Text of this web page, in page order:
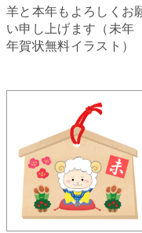
羊と本年もよろしくお
い申し上げます（未年
年賀状無料イラスト）